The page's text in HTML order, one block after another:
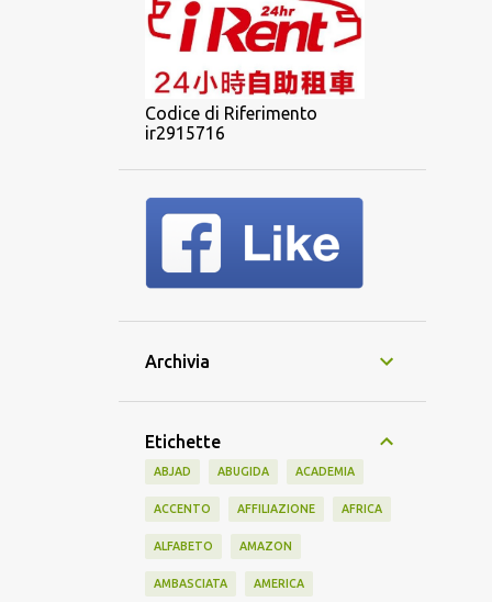
Codice di Riferimento
ir2915716
Archivia
Etichette
ABJAD ABUGIDA ACADEMIA
ACCENTO AFFILIAZIONE AFRICA
ALFABETO AMAZON
AMBASCIATA AMERICA